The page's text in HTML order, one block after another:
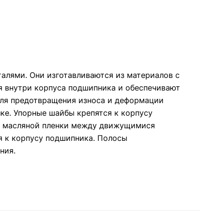
Они изготавливаются из материалов с
корпуса подшипника и обеспечивают
предотвращения износа и деформации
Упорные шайбы крепятся к корпусу
масляной пленки между движущимися
к корпусу подшипника. Полосы